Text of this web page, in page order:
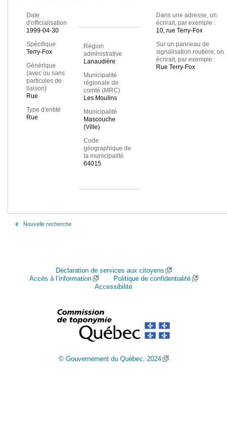
Date
d'officialisation
1999-04-30
Spécifique
Terry-Fox
Générique
(avec ou sans
particules de
liaison)
Rue
Type d'entité
Rue
Région
administrative
Lanaudière
Municipalité
régionale de
comté (MRC)
Les Moulins
Municipalité
Mascouche
(Ville)
Code
géographique de
la municipalité
64015
Dans une adresse, on
écrirait, par exemple :
10, rue Terry-Fox
Sur un panneau de
signalisation routière, on
écrirait, par exemple :
Rue Terry-Fox
Nouvelle recherche
Déclaration de services aux citoyens
Accès à l’information
Politique de confidentialité
Accessibilité
© Gouvernement du Québec, 2024